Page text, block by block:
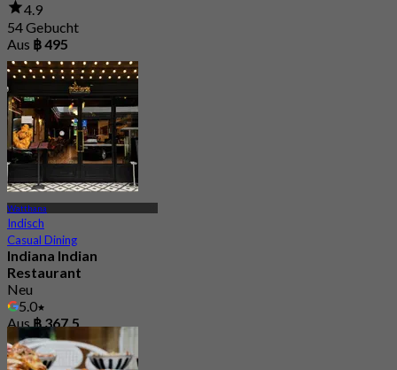
4.9
54 Gebucht
Aus ฿ 495
Watthana
Indisch
Casual Dining
Indiana Indian
Restaurant
Neu
5.0
Aus฿ 367.5